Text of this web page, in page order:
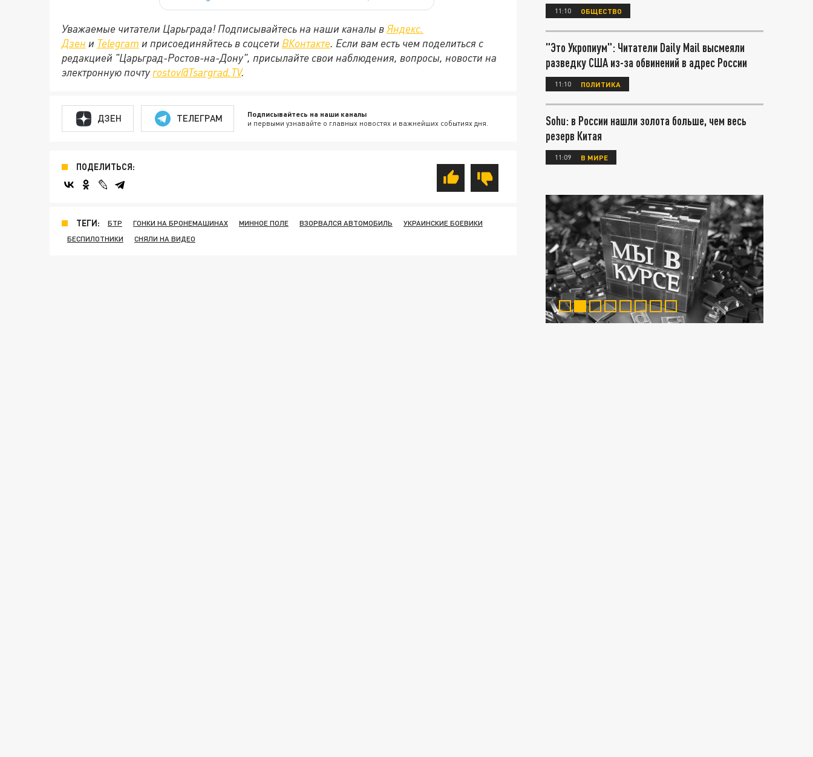
Уважаемые читатели Царьграда! Подписывайтесь на наши каналы вЯндекс.
Дзен и Telegram и присоединяйтесь в соцсети ВКонтакте. Если вам есть чем поделиться с
редакцией "Царьград-Ростов-на-Дону", присылайте свои наблюдения, вопросы, новости на
электронную почту rostov@Tsargrad.ТV.
ДЗЕН ТЕЛЕГРАМ Подписывайтесь на наши каналы
и первыми узнавайте о главных новостях и важнейших событиях дня.
ПОДЕЛИТЬСЯ:
ТЕГИ: БТР ГОНКИ НА БРОНЕМАШИНАХ МИННОЕ ПОЛЕ ВЗОРВАЛСЯ АВТОМОБИЛЬ
УКРАИНСКИЕ БОЕВИКИ
БЕСПИЛОТНИКИ
СНЯЛИ НА ВИДЕО
11:10 ОБЩЕСТВО
"Это Укропиум": Читатели Daily Mail высмеяли
разведку США из-за обвинений в адрес России
11:10 ПОЛИТИКА
Sohu: в России нашли золота больше, чем весь
резерв Китая
11:09 В МИРЕ